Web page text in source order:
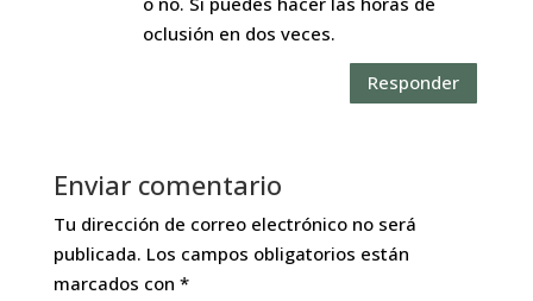
oclusión en dos veces.
Responder
Enviar comentario
Tu dirección de correo electrónico no será
publicada. Los campos obligatorios están
marcados con *